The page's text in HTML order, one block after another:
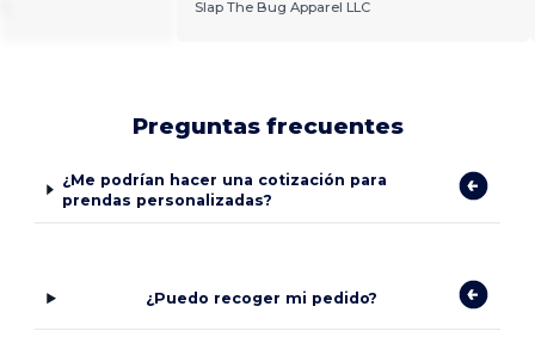
Slap The Bug Apparel LLC
Preguntas frecuentes
¿Me podrían hacer una cotización para
prendas personalizadas?
¿Puedo recoger mi pedido?